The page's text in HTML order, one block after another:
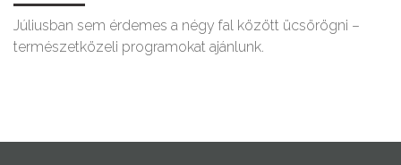
Júliusban sem érdemes a négy fal között ücsörögni –
természetközeli programokat ajánlunk.